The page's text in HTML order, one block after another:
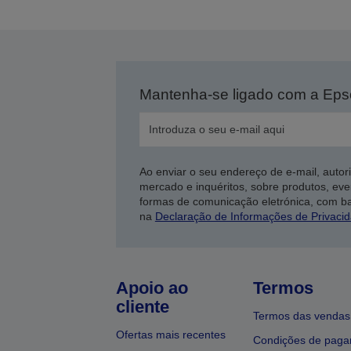
Mantenha-se ligado com a
Ao enviar o seu endereço de e-mail,
mercado e inquéritos, sobre produtos,
formas de comunicação eletrónica, com
na Declaração de Informações de
Apoio ao
cliente
Ofertas mais recentes
Termos
Termos das vendas
Condições de